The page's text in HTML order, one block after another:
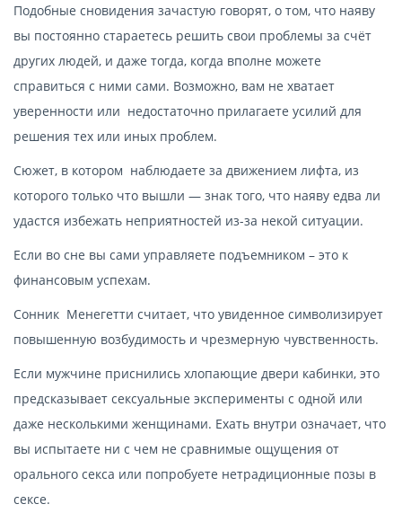
Подобные сновидения зачастую говорят, о том, что наяву
вы постоянно стараетесь решить свои проблемы за счёт
других людей, и даже тогда, когда вполне можете
справиться с ними сами. Возможно, вам не хватает
уверенности или недостаточно прилагаете усилий для
решения тех или иных проблем.
Сюжет, в котором наблюдаете за движением лифта, из
которого только что вышли — знак того, что наяву едва ли
удастся избежать неприятностей из-за некой ситуации.
Если во сне вы сами управляете подъемником – это к
финансовым успехам.
Сонник Менегетти считает, что увиденное символизирует
повышенную возбудимость и чрезмерную чувственность.
Если мужчине приснились хлопающие двери кабинки, это
предсказывает сексуальные эксперименты с одной или
даже несколькими женщинами. Ехать внутри означает, что
вы испытаете ни с чем не сравнимые ощущения от
орального секса или попробуете нетрадиционные позы в
сексе.